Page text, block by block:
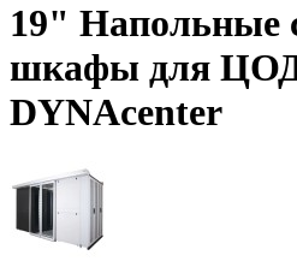
19" Напольные
шкафы для ЦОД
DYNAcenter